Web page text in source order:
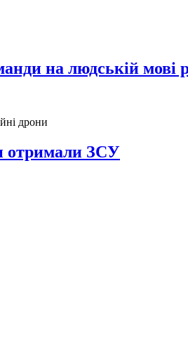
на людській мові
отримали ЗСУ